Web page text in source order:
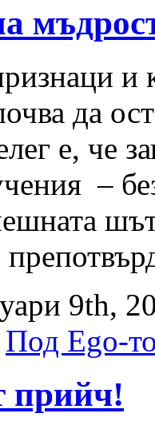
и
да
е, че
–
9th,
Под Ego-
прийч!